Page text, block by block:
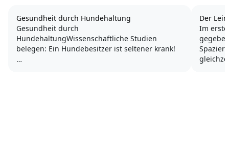
Gesundheit durch Hundehaltung
Gesundheit durch
HundehaltungWissenschaftliche Studien
belegen: Ein Hundebesitzer ist seltener krank!
Der
Im